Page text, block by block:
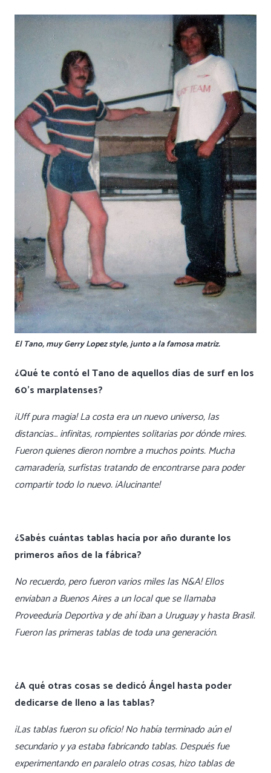
El Tano, muy Gerry Lopez style, junto a la famosa matriz.
¿Qué te contó el Tano de aquellos días de surf en los
60’s marplatenses?
¡Uff pura magia! La costa era un nuevo universo, las
distancias… infinitas, rompientes solitarias por dónde mires.
Fueron quienes dieron nombre a muchos points. Mucha
camaradería, surfistas tratando de encontrarse para poder
compartir todo lo nuevo. ¡Alucinante!
¿Sabés cuántas tablas hacía por año durante los
primeros años de la fábrica?
No recuerdo, pero fueron varios miles las N&A! Ellos
enviaban a Buenos Aires a un local que se llamaba
Proveeduría Deportiva y de ahí iban a Uruguay y hasta Brasil.
Fueron las primeras tablas de toda una generación.
¿A qué otras cosas se dedicó Ángel hasta poder
dedicarse de lleno a las tablas?
¡Las tablas fueron su oficio! No había terminado aún el
secundario y ya estaba fabricando tablas. Después fue
experimentando en paralelo otras cosas, hizo tablas de